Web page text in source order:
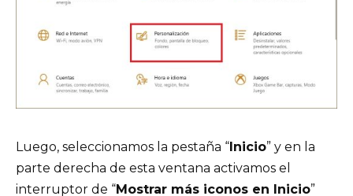
Luego, seleccionamos la pestaña “Inicio” y en la
parte derecha de esta ventana activamos el
interruptor de “Mostrar más iconos en Inicio”